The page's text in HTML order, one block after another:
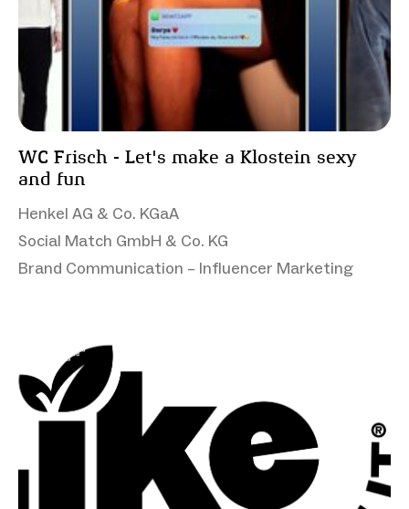
WC Frisch - Let's make a Klostein sexy
and fun
Henkel AG & Co. KGaA
Social Match GmbH & Co. KG
Brand Communication – Influencer Marketing